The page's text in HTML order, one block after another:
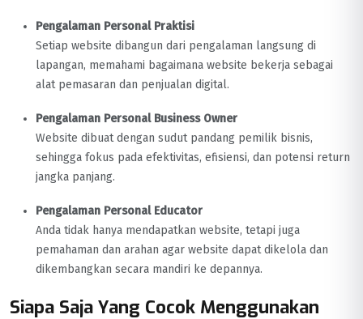
Pengalaman Personal Praktisi
Setiap website dibangun dari pengalaman langsung di
lapangan, memahami bagaimana website bekerja sebagai
alat pemasaran dan penjualan digital.
Pengalaman Personal Business Owner
Website dibuat dengan sudut pandang pemilik bisnis,
sehingga fokus pada efektivitas, efisiensi, dan potensi return
jangka panjang.
Pengalaman Personal Educator
Anda tidak hanya mendapatkan website, tetapi juga
pemahaman dan arahan agar website dapat dikelola dan
dikembangkan secara mandiri ke depannya.
Siapa Saja Yang Cocok Menggunakan